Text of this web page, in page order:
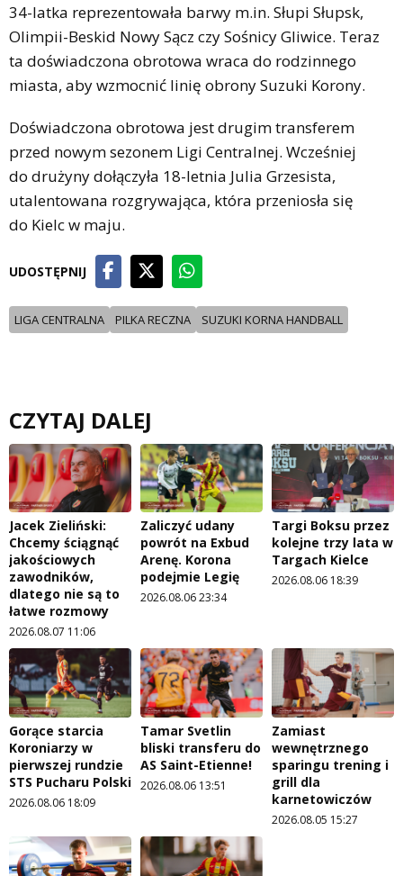
34-latka reprezentowała barwy m.in. Słupi Słupsk,
Olimpii-Beskid Nowy Sącz czy Sośnicy Gliwice. Teraz
ta doświadczona obrotowa wraca do rodzinnego
miasta, aby wzmocnić linię obrony Suzuki Korony.
Doświadczona obrotowa jest drugim transferem
przed nowym sezonem Ligi Centralnej. Wcześniej
do drużyny dołączyła 18-letnia Julia Grzesista,
utalentowana rozgrywająca, która przeniosła się
do Kielc w maju.
UDOSTĘPNIJ
LIGA CENTRALNA PILKA RECZNA SUZUKI KORNA HANDBALL
CZYTAJ DALEJ
Jacek Zieliński:
Chcemy ściągnąć
jakościowych
zawodników,
dlatego nie są to
łatwe rozmowy
2026.08.07 11:06
Zaliczyć udany
powrót na Exbud
Arenę. Korona
podejmie Legię
2026.08.06 23:34
Targi Boksu przez
kolejne trzy lata w
Targach Kielce
2026.08.06 18:39
Gorące starcia
Koroniarzy w
pierwszej rundzie
STS Pucharu Polski
2026.08.06 18:09
Tamar Svetlin
bliski transferu do
AS Saint-Etienne!
2026.08.06 13:51
Zamiast
wewnętrznego
sparingu trening i
grill dla
karnetowiczów
2026.08.05 15:27